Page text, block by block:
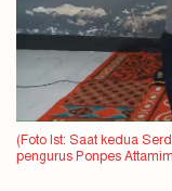
(Foto Ist: Saat kedua
pengurus Ponpes